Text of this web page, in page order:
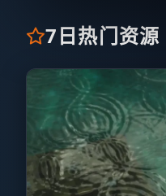
7日热门资源